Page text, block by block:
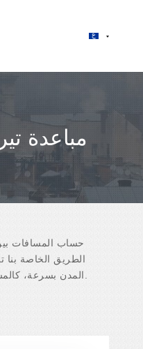
مباعدة
حساب المسافات
الطريق الخاصة